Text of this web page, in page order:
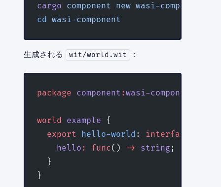
cargo component new wasi-component
cd wasi-component
生成される wit/world.wit ：
package component :wasi-component;
world example {
  export
hello-world : interface
    hello
: func() -> string ;
  }
}